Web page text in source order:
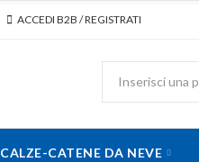
ACCEDI B2B / REGISTRATI
CALZE-CATENE DA NEVE